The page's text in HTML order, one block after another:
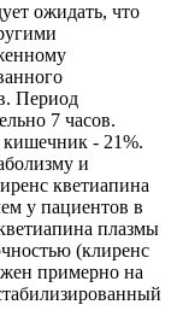
ожидать, что
Период
7 часов.
- 21%.
и
кветиапина
у пациентов в
плазмы
(клиренс
примерно на